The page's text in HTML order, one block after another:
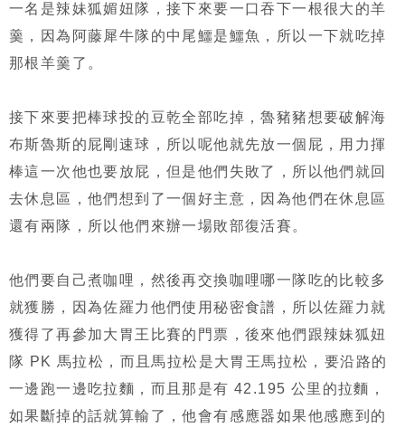
一名是辣妹狐媚妞隊，接下來要一口吞下一根很大的羊
羹，因為阿藤犀牛隊的中尾鱷是鱷魚，所以一下就吃掉
那根羊羹了。
接下來要把棒球投的豆乾全部吃掉，魯豬豬想要破解海
布斯魯斯的屁剛速球，所以呢他就先放一個屁，用力揮
棒這一次他也要放屁，但是他們失敗了，所以他們就回
去休息區，他們想到了一個好主意，因為他們在休息區
還有兩隊，所以他們來辦一場敗部復活賽。
他們要自己煮咖哩，然後再交換咖哩哪一隊吃的比較多
就獲勝，因為佐羅力他們使用秘密食譜，所以佐羅力就
獲得了再參加大胃王比賽的門票，後來他們跟辣妹狐妞
隊 PK 馬拉松，而且馬拉松是大胃王馬拉松，要沿路的
一邊跑一邊吃拉麵，而且那是有 42.195 公里的拉麵，
如果斷掉的話就算輸了，他會有感應器如果他感應到的